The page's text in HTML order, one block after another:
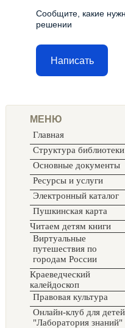
Сообщите, какие
решении
Написать
МЕНЮ
Главная
Структура библиотеки
Основные документы
Ресурсы и услуги
Электронный каталог
Пушкинская карта
Читаем детям книги
Виртуальные
путешествия по
городам России
Краеведческий
калейдоскоп
Правовая культура
Онлайн-клуб для детей
"Лаборатория знаний"